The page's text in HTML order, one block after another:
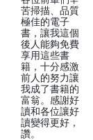
苦掃描、品質
極佳的電子
書，讓我這個
後人能夠免費
享用這些書
籍，十分感激
前人的努力讓
我成了書籍的
富翁。感謝好
讀和各位讓好
讀變得更好，
讚。